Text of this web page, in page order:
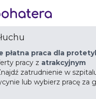
płatna praca dla
pracy z atrakcyjnym
zatrudnienie w
lub wybierz pracę za